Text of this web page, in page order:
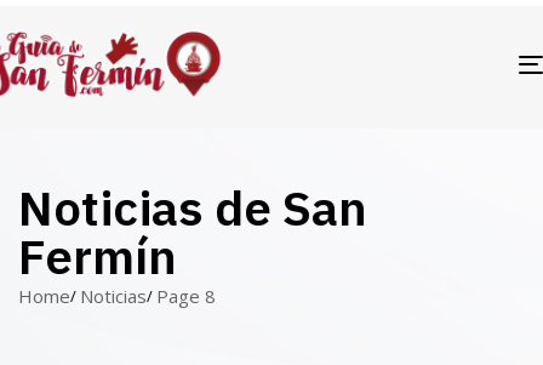
Noticias de San
Fermín
Home Noticias Page 8